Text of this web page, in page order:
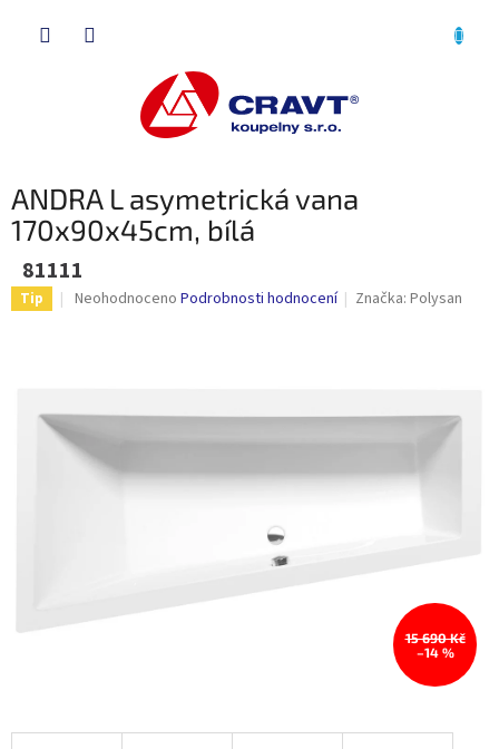
ANDRA L asymetrická vana
170x90x45cm, bílá
81111
Tip
Průměrné
hvězdiček.
Neohodnoceno Podrobnosti hodnocení Značka:Polysan
15 690 Kč
–14 %